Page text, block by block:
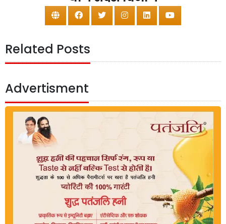
Related Posts
Advertisment